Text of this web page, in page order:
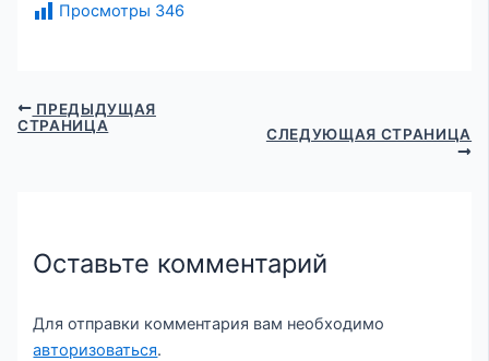
Просмотры 346
ПРЕДЫДУЩАЯ
СТРАНИЦА
СЛЕДУЮЩАЯ СТРАНИЦА
Оставьте комментарий
Для отправки комментария вам необходимо
авторизоваться.